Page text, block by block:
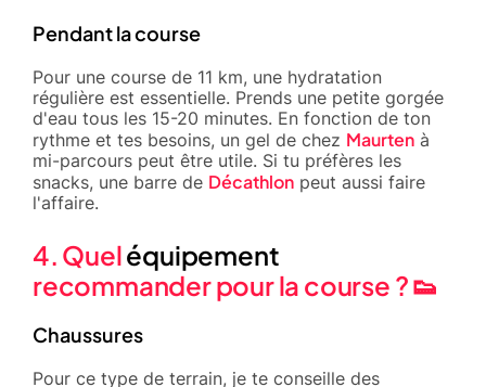
Pendant la course
Pour une course de 11 km, une hydratation
régulière est essentielle. Prends une petite gorgée
d'eau tous les 15-20 minutes. En fonction de ton
rythme et tes besoins, un gel de chez Maurten à
mi-parcours peut être utile. Si tu préfères les
snacks, une barre de Décathlon peut aussi faire
l'affaire.
4. Queléquipement
recommander pour la course ? 👟
Chaussures
Pour ce type de terrain, je te conseille des